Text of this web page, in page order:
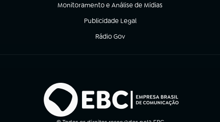
Monitoramento e Análise de Mídias
(abre em nova aba)
Publicidade Legal
(abre em nova aba)
Rádio Gov
(abre em nova aba)